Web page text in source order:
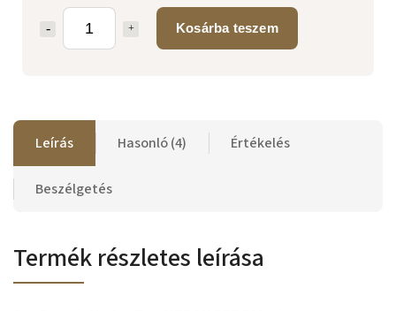
Kosárba teszem
Leírás Hasonló (4) Értékelés
Beszélgetés
Termék részletes leírása